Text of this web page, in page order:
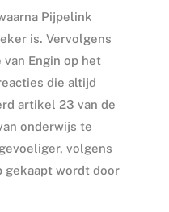
Pijpelink
is. Vervolgens
Engin op het
die altijd
artikel 23 van de
onderwijs te
volgens
gekaapt wordt door